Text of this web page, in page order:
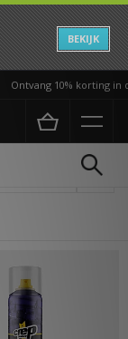
BEKIJK
Ontvang 10% korting in de